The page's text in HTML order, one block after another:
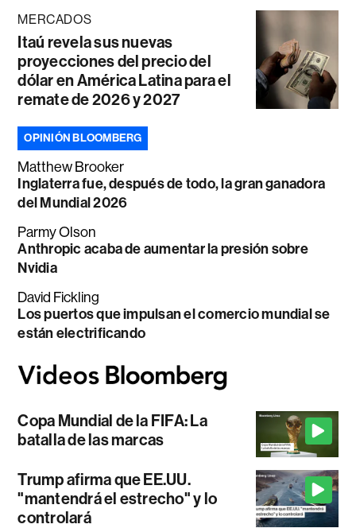
MERCADOS
Itaú revela sus nuevas
proyecciones del precio del
dólar en América Latina para el
remate de 2026 y 2027
OPINIÓN BLOOMBERG
Matthew Brooker
Inglaterra fue, después de todo, la gran ganadora
del Mundial 2026
Parmy Olson
Anthropic acaba de aumentar la presión sobre
Nvidia
David Fickling
Los puertos que impulsan el comercio mundial se
están electrificando
Copa Mundial de la FIFA: La
batalla de las marcas
Trump afirma que EE.UU.
"mantendrá el estrecho" y lo
controlará